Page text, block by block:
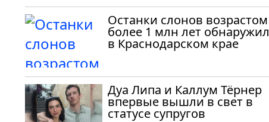
Останки слонов возрастом
более 1 млн лет
в Краснодарском крае
Дуа Липа и Каллум Тёрнер
впервые вышли в свет в
статусе супругов